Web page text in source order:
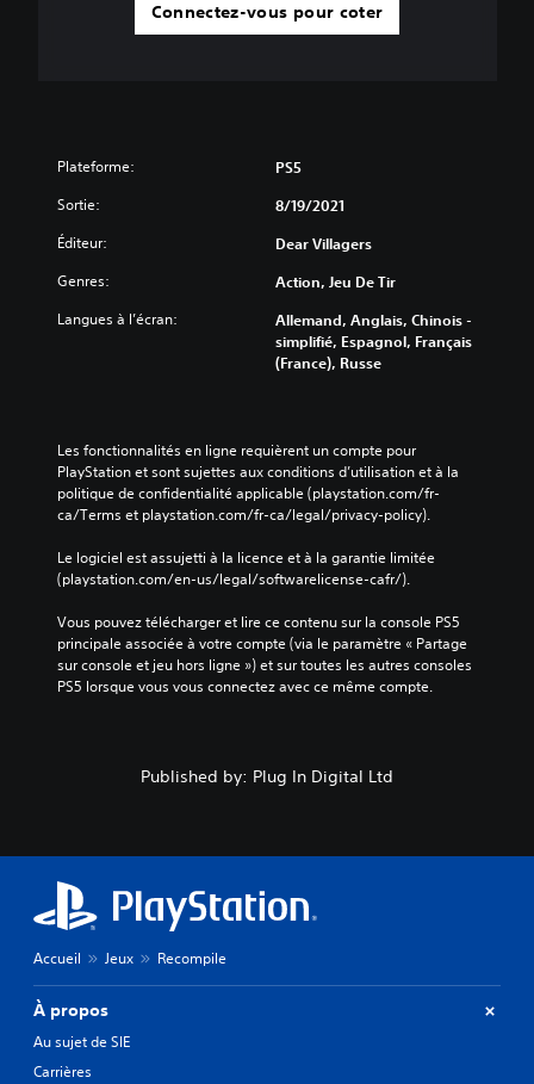
Connectez-vous pour coter
Plateforme: PS5
Sortie: 8/19/2021
Éditeur: Dear Villagers
Genres: Action, Jeu De Tir
Langues à l’écran:
Allemand, Anglais, Chinois -
simplifié, Espagnol, Français
(France), Russe
Les fonctionnalités en ligne requièrent un compte pour
PlayStation et sont sujettes aux conditions d’utilisation et à la
politique de confidentialité applicable (playstation.com/fr-
ca/Terms et playstation.com/fr-ca/legal/privacy-policy).
Le logiciel est assujetti à la licence et à la garantie limitée
(playstation.com/en-us/legal/softwarelicense-cafr/).
Vous pouvez télécharger et lire ce contenu sur la console PS5
principale associée à votre compte (via le paramètre « Partage
sur console et jeu hors ligne ») et sur toutes les autres consoles
PS5 lorsque vous vous connectez avec ce même compte.
Published by: Plug In Digital Ltd
Accueil Jeux Recompile
À propos
Au sujet de SIE
Carrières